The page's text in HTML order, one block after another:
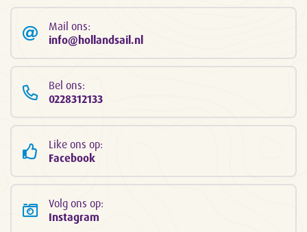
Mail ons:
info@hollandsail.nl
Bel ons:
0228312133
Like ons op:
Facebook
Volg ons op:
Instagram